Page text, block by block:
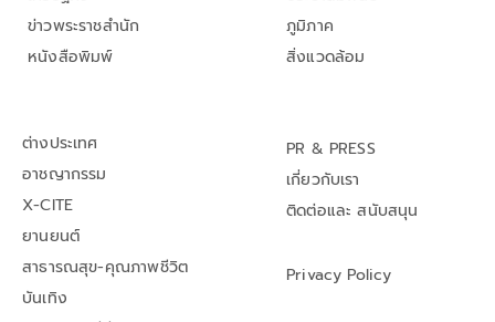
ข่าวพระราชสำนัก
หนังสือพิมพ์
ภูมิภาค
สิ่งแวดล้อม
ต่างประเทศ
อาชญากรรม
X-CITE
ยานยนต์
สาธารณสุข-คุณภาพชีวิต
บันเทิง
PR & PRESS
เกี่ยวกับเรา
ติดต่อและ สนับสนุน
Privacy Policy